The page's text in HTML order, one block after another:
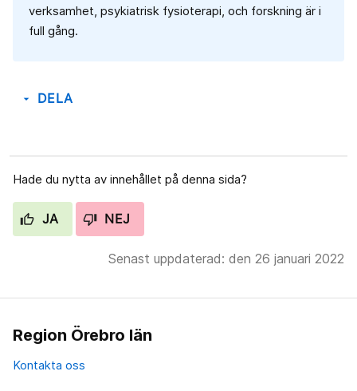
verksamhet, psykiatrisk fysioterapi, och forskning är i
full gång.
arrow_drop_down DELA
Hade du nytta av innehållet på denna sida?
JA NEJ
Senast uppdaterad: den 26 januari 2022
Region Örebro län
Kontakta oss